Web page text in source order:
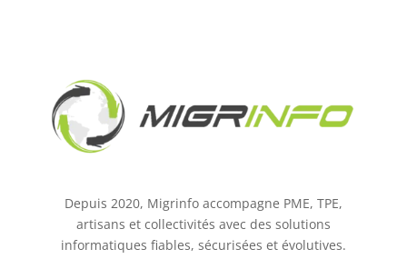
Depuis 2020, Migrinfo accompagne PME, TPE,
artisans et collectivités avec des solutions
informatiques fiables, sécurisées et évolutives.